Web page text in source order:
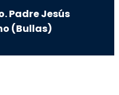
Padre Jesús
(Bullas)